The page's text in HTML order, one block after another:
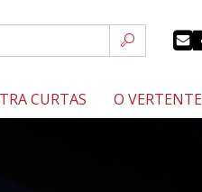
CURTAS O